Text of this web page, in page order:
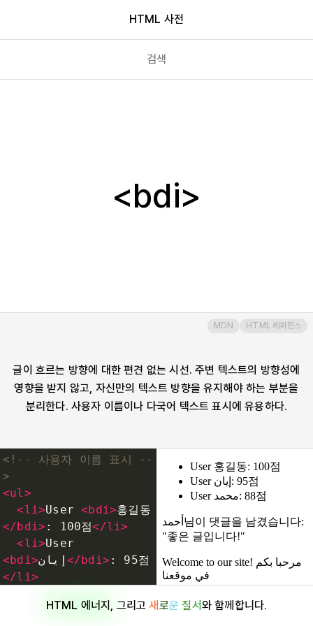
HTML 사전
b
base
bdi
blockquote
body
br
canvas
caption
cite
글이 흐르는 방향에 대한 편견 없는 시선. 주변 텍스트의 방향성에
영향을 받지 않고, 자신만의 텍스트 방향을 유지해야 하는 부분을
분리한다. 사용자 이름이나 다국어 텍스트 표시에 유용하다.
MDN HTML 레퍼런스
<!-- 사용자 이름 표시 --
>
<ul>
<li>User < bdi>홍길동
</ bdi> : 100점</li>
<li>
< bdi>إيان </ bdi> : 95점
</li>
محمد</ bdi>: 88점
HTML 에너지 , 그리고새로운 질서와 함께합니다.